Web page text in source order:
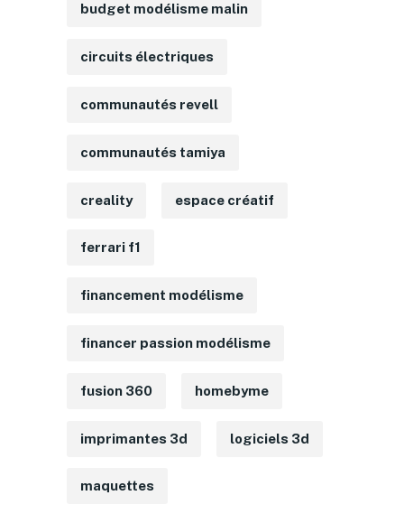
budget modélisme malin
circuits électriques
communautés revell
communautés tamiya
creality espace créatif
ferrari f1
financement modélisme
financer passion modélisme
fusion 360 homebyme
imprimantes 3d logiciels 3d
maquettes